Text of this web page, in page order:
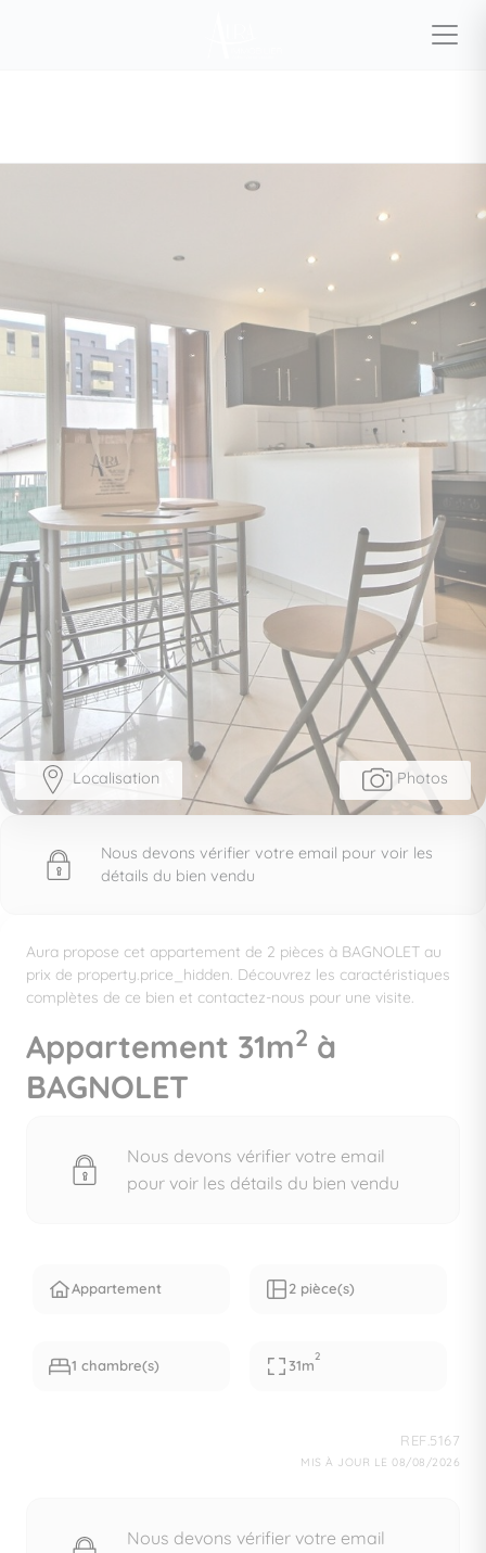
Photos
Localisation
Nous devons vérifier votre email pour voir les
détails du bien vendu
Aura propose cet appartement de 2 pièces à BAGNOLET au
prix de property.price_hidden. Découvrez les caractéristiques
complètes de ce bien et contactez-nous pour une visite.
Appartement 31m2 à
BAGNOLET
Nous devons vérifier votre email
pour voir les détails du bien vendu
Appartement 2 pièce(s)
1 chambre(s) 31m
2
REF.5167
MIS À JOUR LE 08/08/2026
Nous devons vérifier votre email